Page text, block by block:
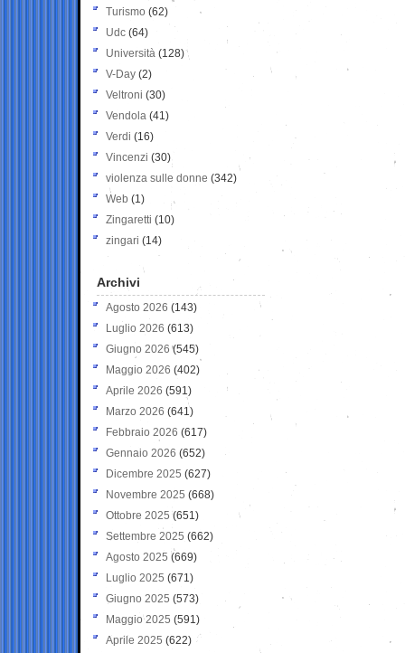
Turismo (62)
Udc (64)
Università (128)
V-Day (2)
Veltroni (30)
Vendola (41)
Verdi (16)
Vincenzi (30)
violenza sulle donne (342)
Web (1)
Zingaretti (10)
zingari (14)
Archivi
Agosto 2026 (143)
Luglio 2026 (613)
Giugno 2026 (545)
Maggio 2026 (402)
Aprile 2026 (591)
Marzo 2026 (641)
Febbraio 2026 (617)
Gennaio 2026 (652)
Dicembre 2025 (627)
Novembre 2025 (668)
Ottobre 2025 (651)
Settembre 2025 (662)
Agosto 2025 (669)
Luglio 2025 (671)
Giugno 2025 (573)
Maggio 2025 (591)
Aprile 2025 (622)